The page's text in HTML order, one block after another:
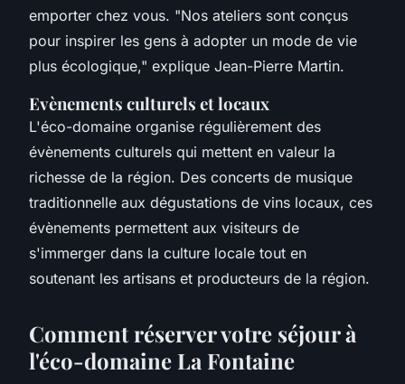
emporter chez vous. "Nos ateliers sont conçus
pour inspirer les gens à adopter un mode de vie
plus écologique," explique Jean-Pierre Martin.
Evènements culturels et locaux
L'éco-domaine organise régulièrement des
évènements culturels qui mettent en valeur la
richesse de la région. Des concerts de musique
traditionnelle aux dégustations de vins locaux, ces
évènements permettent aux visiteurs de
s'immerger dans la culture locale tout en
soutenant les artisans et producteurs de la région.
Comment réserver votre séjour à
l'éco-domaine La Fontaine